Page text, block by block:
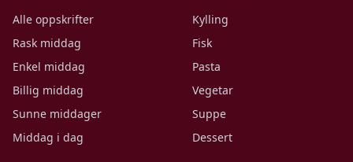
Alle oppskrifter
Rask middag
Enkel middag
Billig middag
Sunne middager
Middag i dag
Kylling
Fisk
Pasta
Vegetar
Suppe
Dessert